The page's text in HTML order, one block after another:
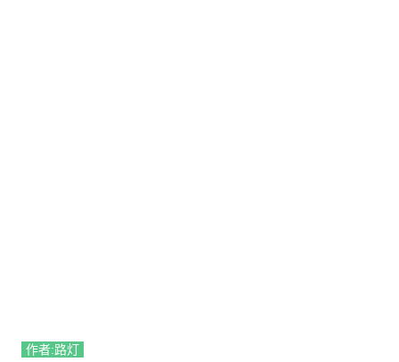
作者:路灯